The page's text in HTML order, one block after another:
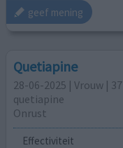
geef mening
Quetiapine
28-06-2025 | Vrouw | 37
quetiapine
Onrust
Effectiviteit